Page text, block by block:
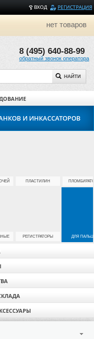
ВХОД РЕГИСТРАЦИЯ
нет товаров
8 (495) 640-88-99
обратный звонок оператора
НАЙТИ
И ИНКАССАТОРОВ
ПЛАСТИЛИН
РЕГИСТРАТОРЫ ДЛЯ